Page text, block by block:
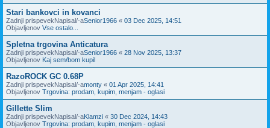
Stari bankovci in kovanci
Zadnji prispevekNapisal/-aSenior1966 « 03 Dec 2025, 14:51
Objavljenov Vse ostalo...
Spletna trgovina Anticatura
Zadnji prispevekNapisal/-aSenior1966 « 28 Nov 2025, 13:37
Objavljenov Kaj sem/bom kupil
RazoROCK GC 0.68P
Zadnji prispevekNapisal/-amonty « 01 Apr 2025, 14:41
Objavljenov Trgovina: prodam, kupim, menjam - oglasi
Gillette Slim
Zadnji prispevekNapisal/-aKlamzi « 30 Dec 2024, 14:43
Objavljenov Trgovina: prodam, kupim, menjam - oglasi